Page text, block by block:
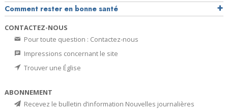
Comment rester en bonne santé
CONTACTEZ-NOUS
Pour toute question : Contactez-nous
Impressions concernant le site
Trouver une Église
ABONNEMENT
Recevez le bulletin d’information Nouvelles journalières